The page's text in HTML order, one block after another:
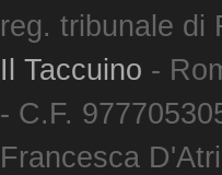
reg. tribunale di
Il Taccuino -
- C.F.
Francesca